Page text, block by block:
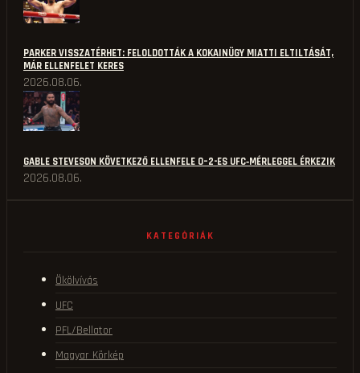
PARKER VISSZATÉRHET: FELOLDOTTÁK A KOKAINÜGY MIATTI ELTILTÁSÁT,
MÁR ELLENFELET KERES
2026.08.06.
GABLE STEVESON KÖVETKEZŐ ELLENFELE 0–2-ES UFC‑MÉRLEGGEL ÉRKEZIK
2026.08.06.
KATEGÓRIÁK
Ökölvívás
UFC
PFL/Bellator
Magyar Körkép